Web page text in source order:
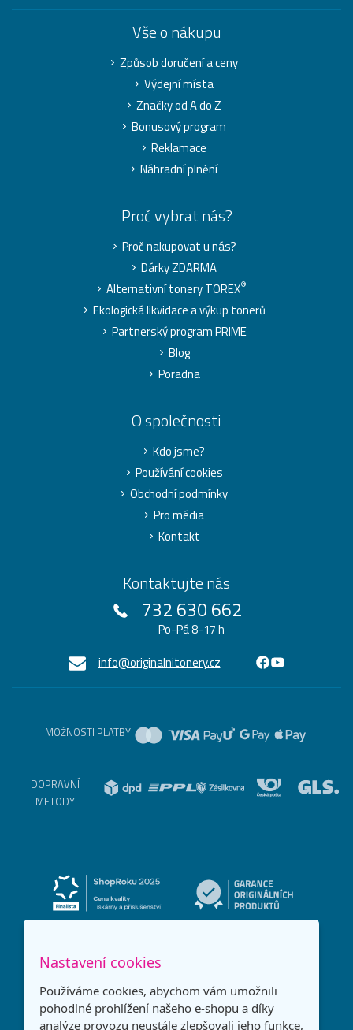
Vše o nákupu
Způsob doručení a ceny
Výdejní místa
Značky od A do Z
Bonusový program
Reklamace
Náhradní plnění
Proč vybrat nás?
Proč nakupovat u nás?
Dárky ZDARMA
Alternativní tonery TOREX®
Ekologická likvidace a výkup tonerů
Partnerský program PRIME
Blog
Poradna
O společnosti
Kdo jsme?
Používání cookies
Obchodní podmínky
Pro média
Kontakt
Kontaktujte nás
732 630 662
Po-Pá 8-17 h
info@originalnitonery.cz
MOŽNOSTI PLATBY
DOPRAVNÍ
METODY
Nastavení cookies
Používáme cookies, abychom vám umožnili
pohodlné prohlížení našeho e-shopu a díky
analýze provozu neustále zlepšovali jeho funkce,